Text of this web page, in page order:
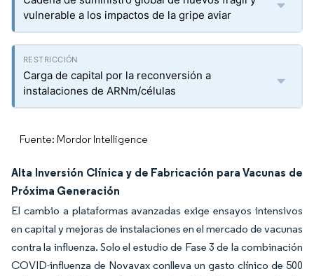
vulnerable a los impactos de la gripe aviar
Carga de capital por la reconversión a
instalaciones de ARNm/células
Fuente: Mordor Intelligence
Alta Inversión Clínica y de Fabricación para Vacunas de
Próxima Generación
El cambio a plataformas avanzadas exige ensayos intensivos
en capital y mejoras de instalaciones en el mercado de vacunas
contra la influenza. Solo el estudio de Fase 3 de la combinación
COVID-influenza de Novavax conlleva un gasto clínico de 500